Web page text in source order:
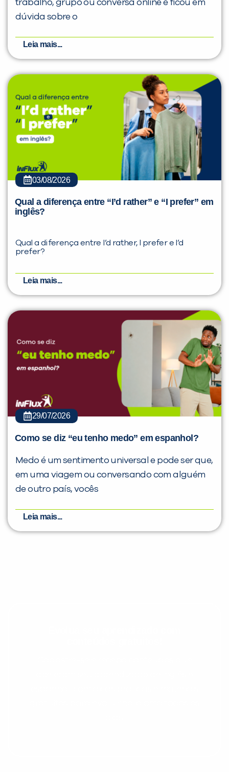
trabalho, grupo ou conversa online e ficou em
dúvida sobre o
Leia mais...
03/08/2026
Qual a diferença entre “I’d rather” e “I prefer” em
inglês?
Qual a diferença entre I’d rather, I prefer e I’d
prefer?
Leia mais...
29/07/2026
Como se diz “eu tenho medo” em espanhol?
Medo é um sentimento universal e pode ser que,
em uma viagem ou conversando com alguém
de outro país, vocês
Leia mais...